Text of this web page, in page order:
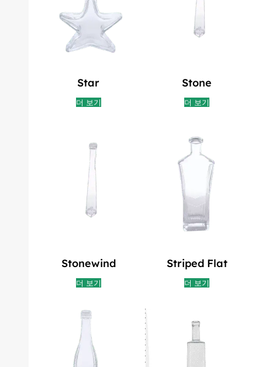
Star
더 보기
Stone
더 보기
Stonewind
더 보기
Striped Flat
더 보기